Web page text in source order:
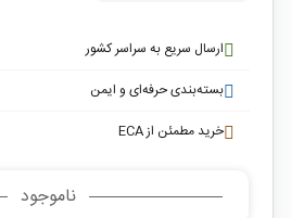
ارسال سریع به سراسر کشور
بسته‌بندی حرفه‌ای و ایمن
خرید مطمئن از ECA
ناموجود